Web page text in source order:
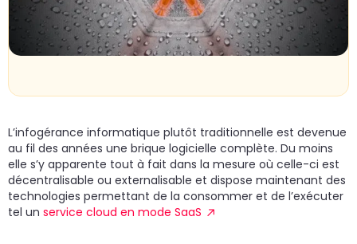
L’infogérance informatique plutôt traditionnelle est devenue
au fil des années une brique logicielle complète. Du moins
elle s’y apparente tout à fait dans la mesure où celle-ci est
décentralisable ou externalisable et dispose maintenant des
technologies permettant de la consommer et de l’exécuter
tel un service cloud en mode SaaS